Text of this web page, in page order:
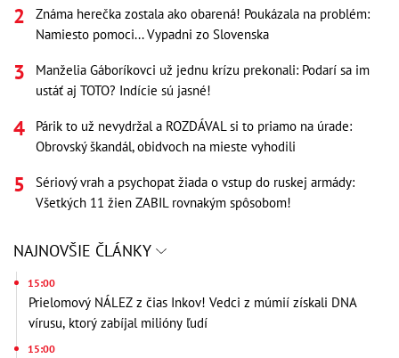
Známa herečka zostala ako obarená! Poukázala na problém:
Namiesto pomoci... Vypadni zo Slovenska
Manželia Gáboríkovci už jednu krízu prekonali: Podarí sa im
ustáť aj TOTO? Indície sú jasné!
Párik to už nevydržal a ROZDÁVAL si to priamo na úrade:
Obrovský škandál, obidvoch na mieste vyhodili
Sériový vrah a psychopat žiada o vstup do ruskej armády:
Všetkých 11 žien ZABIL rovnakým spôsobom!
NAJNOVŠIE ČLÁNKY
15:00
Prielomový NÁLEZ z čias Inkov! Vedci z múmií získali DNA
vírusu, ktorý zabíjal milióny ľudí
15:00